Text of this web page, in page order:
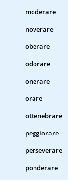
moderare
noverare
oberare
odorare
onerare
orare
ottenebrare
peggiorare
perseverare
ponderare